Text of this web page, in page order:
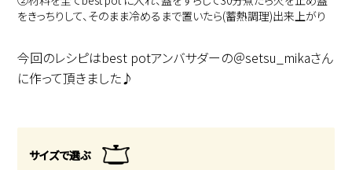
をきっちりして、そのまま冷めるまで置いたら(蓄熱調理)出来上がり
今回のレシピはbest potアンバサダーの＠setsu_mikaさん
に作って頂きました♪
サイズで選ぶ